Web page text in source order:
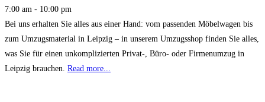
7:00 am - 10:00 pm
Bei uns erhalten Sie alles aus einer Hand: vom passenden Möbelwagen bis
zum Umzugsmaterial in Leipzig – in unserem Umzugsshop finden Sie alles,
was Sie für einen unkomplizierten Privat-, Büro- oder Firmenumzug in
Leipzig brauchen. Read more...